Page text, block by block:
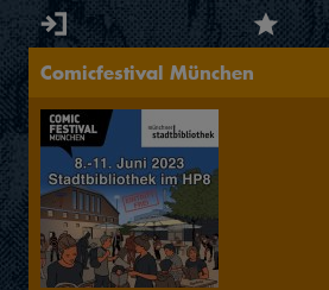
Comicfestival München